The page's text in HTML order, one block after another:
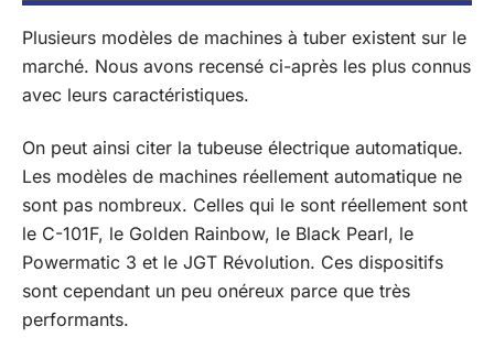
Plusieurs modèles de machines à tuber existent sur le
marché. Nous avons recensé ci-après les plus connus
avec leurs caractéristiques.
On peut ainsi citer la tubeuse électrique automatique.
Les modèles de machines réellement automatique ne
sont pas nombreux. Celles qui le sont réellement sont
le C-101F, le Golden Rainbow, le Black Pearl, le
Powermatic 3 et le JGT Révolution. Ces dispositifs
sont cependant un peu onéreux parce que très
performants.